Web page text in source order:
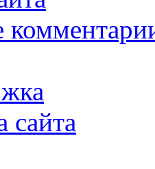
сайта